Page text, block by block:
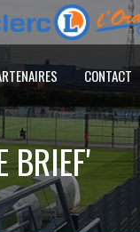
CONTACT
BRIEF'